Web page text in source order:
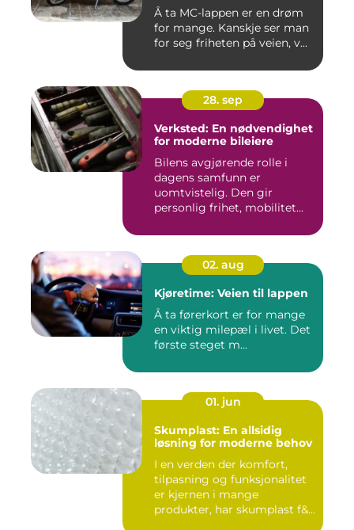
Å ta MC-lappen er en drøm
for mange. Kanskje ser man
for seg friheten på veien, v...
28. sep
Verksted: En nødvendighet
for moderne bileiere
Bilens avgjørende rolle i
dagens samfunn er
uomtvistelig. Den gir
personlig frihet, mobilitet...
02. aug
Kjøretime: Veien til lappen
Å ta førerkort er for mange
en viktig milepæl i livet. Det
første steget m...
01. jun
Skumplast: En allsidig
løsning for moderne behov
I en verden der komfort,
tilpasning og funksjonalitet
er kjernen i mange
produkter, har skumplast f&...